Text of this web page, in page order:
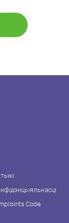
Code